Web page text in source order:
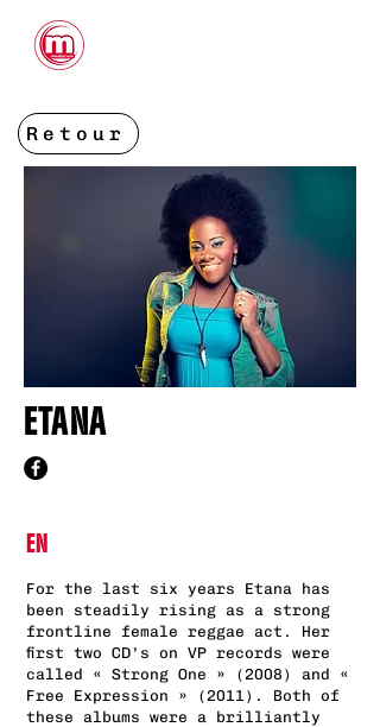
Retour
ETANA
EN
For the last six years Etana has
been steadily rising as a strong
frontline female reggae act. Her
first two CD’s on VP records were
called « Strong One » (2008) and «
Free Expression » (2011). Both of
these albums were a brilliantly